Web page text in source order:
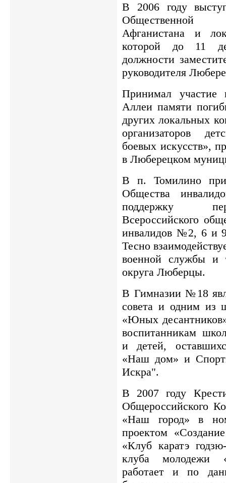
В 2006 году
Общественной
Афганистана и
которой до 11
должности
руководителя
Принимал
Аллеи памяти
других локальных
организаторов
боевых искусств»,
в Люберецком
В п. Томилино
Общества
поддержку
Всероссийского
инвалидов №2, 6 и
Тесно
военной службы и
округа Люберцы.
В Гимназии №18
совета и одним из
«Юных
воспитанникам
и детей,
«Наш дом» и
Искра".
В 2007 году
Общероссийского
«Наш город» в
проектом
«Клуб каратэ
клуба молодежи
работает и по